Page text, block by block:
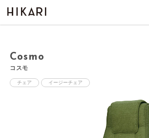
Cosmo
コスモ
チェア イージーチェア